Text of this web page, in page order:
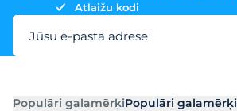
Atlaižu kodi
Jūsu e-pasta adrese
Populāri galamērķiPopulāri galamērķi